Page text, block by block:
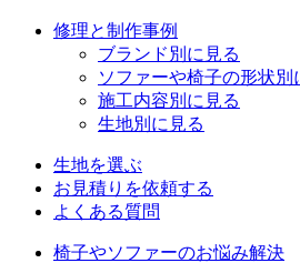
修理と制作事例
ブランド別に見る
ソファーや椅子の形状別
施工内容別に見る
生地別に見る
生地を選ぶ
お見積りを依頼する
よくある質問
椅子やソファーのお悩み解決